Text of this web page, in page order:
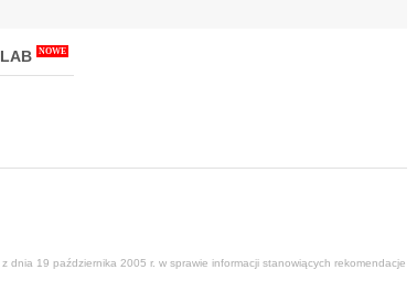
NOWE
19 października 2005 r. w sprawie informacji stanowiących rekomendacje